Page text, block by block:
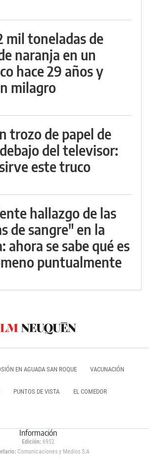
mil toneladas de
naranja en un
hace 29 años y
milagro
trozo de papel de
del televisor:
este truco
hallazgo de las
de sangre" en la
se sabe qué es
puntualmente
EN AGUADA SAN ROQUE VACUNACIÓN
PUNTOS DE VISTA EL COMEDOR
Información
Edición: 6952
Comunicaciones y Medios S.A